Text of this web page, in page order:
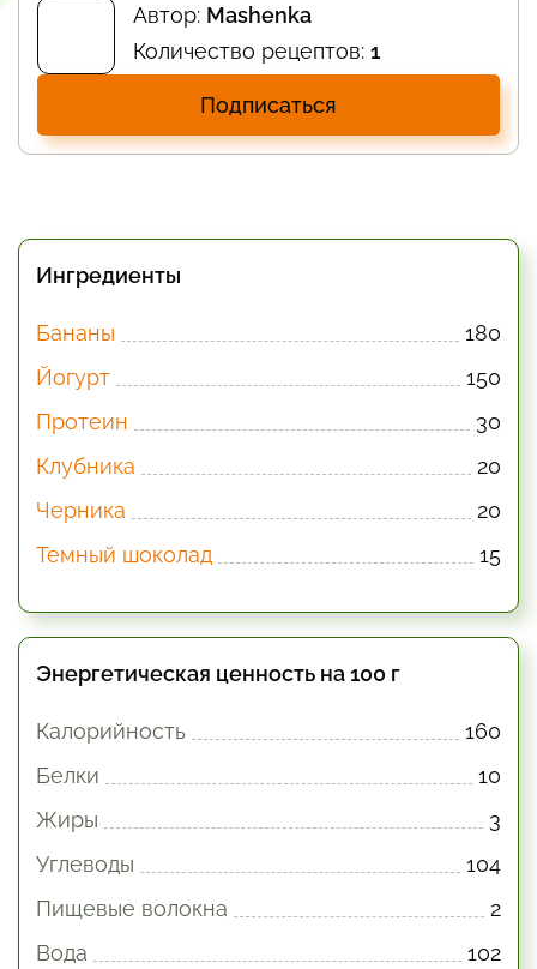
Автор: Mashenka
Количество рецептов: 1
Подписаться
Ингредиенты
Бананы
180
Йогурт
150
Протеин
30
Клубника
20
Черника
20
Темный шоколад
15
Энергетическая ценность на 100 г
Калорийность
160
Белки
10
Жиры
3
Углеводы
104
Пищевые волокна
2
Вода
102